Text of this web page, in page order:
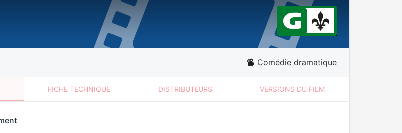
Comédie dramatique
FICHE TECHNIQUE DISTRIBUTEURS VERSIONS DU FILM